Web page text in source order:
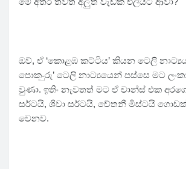
ඔව්, ඒ ‘කොළඹ කට්ටිය’ කියන ටෙලි
පොක-ුරු’ ටෙලි නාට්‍යයෙන් පස්සෙ මට
වුණා. ඉතිං නැවතත් මට ඒ චාන්ස් එක
සර්ටයි, ශිවා සර්ටයි, චේතනී මිස්ටයි
වෙනව.